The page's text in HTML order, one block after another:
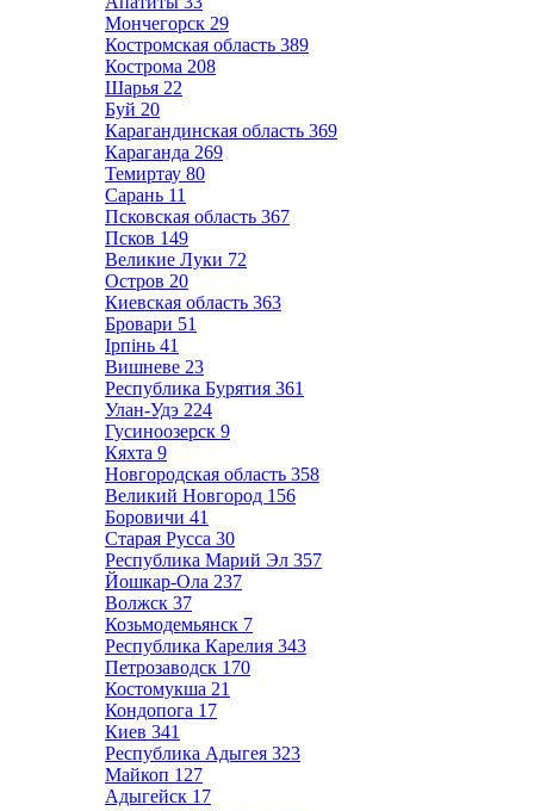
Мончегорск 29
Костромская область 389
Кострома 208
Шарья 22
Буй 20
Карагандинская область 369
Караганда 269
Темиртау 80
Сарань 11
Псковская область 367
Псков 149
Великие Луки 72
Остров 20
Киевская область 363
Бровари 51
Ірпінь 41
Вишневе 23
Республика Бурятия 361
Улан-Удэ 224
Гусиноозерск 9
Кяхта 9
Новгородская область 358
Великий Новгород 156
Боровичи 41
Старая Русса 30
Республика Марий Эл 357
Йошкар-Ола 237
Волжск 37
Козьмодемьянск 7
Республика Карелия 343
Петрозаводск 170
Костомукша 21
Кондопога 17
Киев 341
Республика Адыгея 323
Майкоп 127
Адыгейск 17